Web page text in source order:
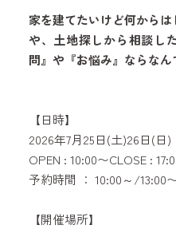
家を建てたいけど何から
や、土地探しから相談し
問』や『お悩み』ならなん
【日時】
2026年7月25日(土)26日(日)
OPEN : 10:00〜CLOSE :
予約時間 ： 10:00～/13:00
【開催場所】